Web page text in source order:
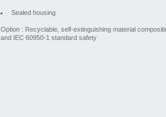
Sealed housing
Option : Recyclable, self-extinguishing material
and IEC 60950-1 standard safety